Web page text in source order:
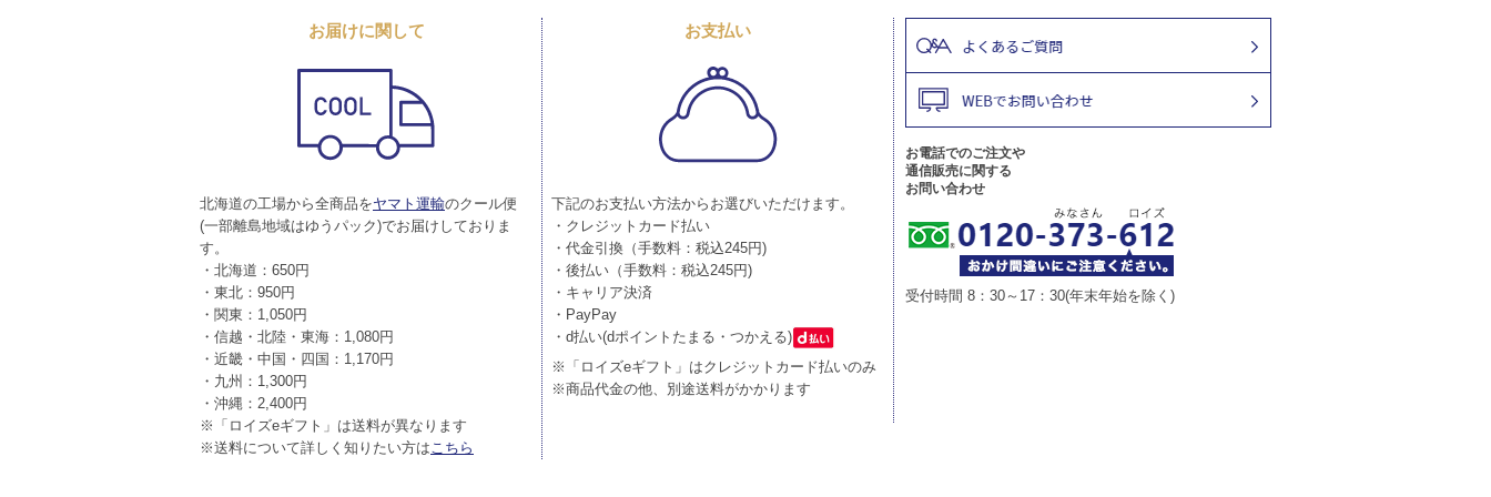
お届けに関して
北海道の工場から全商品をヤマト運輸のクール便
(一部離島地域はゆうパック)でお届けしておりま
す。
・北海道：650円
・東北：950円
・関東：1,050円
・信越・北陸・東海：1,080円
・近畿・中国・四国：1,170円
・九州：1,300円
・沖縄：2,400円
※「ロイズeギフト」は送料が異なります
※送料について詳しく知りたい方はこちら
お支払い
下記のお支払い方法からお選びいただけます。
・クレジットカード払い
・代金引換（手数料：税込245円)
・後払い（手数料：税込245円)
・キャリア決済
・PayPay
・d払い(dポイントたまる・つかえる)
※「ロイズeギフト」はクレジットカード払いのみ
※商品代金の他、別途送料がかかります
お電話でのご注文や
通信販売に関する
お問い合わせ
受付時間 8：30～17：30(年末年始を除く)